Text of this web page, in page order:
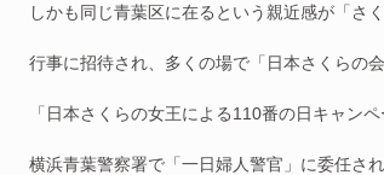
しかも同じ青葉区に在るという親近感が「さ
行事に招待され、多くの場で「日本さくらの
「日本さくらの女王による110番の日キャン
横浜青葉警察署で「一日婦人警官」に委任さ